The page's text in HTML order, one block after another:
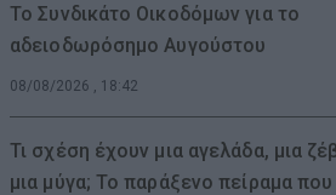
Το Συνδικάτο Οικοδόμων για το
αδειοδωρόσημο Αυγούστου
08/08/2026 , 18:42
Τι σχέση έχουν μια αγελάδα, μια
μια μύγα; Το παράξενο πείραμα που